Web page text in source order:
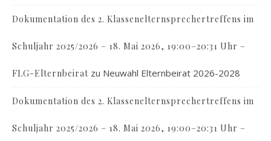
Dokumentation des 2. Klassenelternsprechertreffens im
Schuljahr 2025/2026 – 18. Mai 2026, 19:00–20:31 Uhr –
FLG-Elternbeirat zu Neuwahl Elternbeirat 2026-2028
Dokumentation des 2. Klassenelternsprechertreffens im
Schuljahr 2025/2026 – 18. Mai 2026, 19:00–20:31 Uhr –